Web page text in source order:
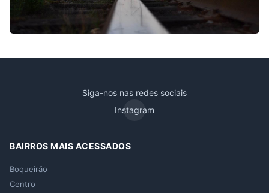
Siga-nos nas redes sociais
Instagram
BAIRROS MAIS ACESSADOS
Boqueirão
Centro